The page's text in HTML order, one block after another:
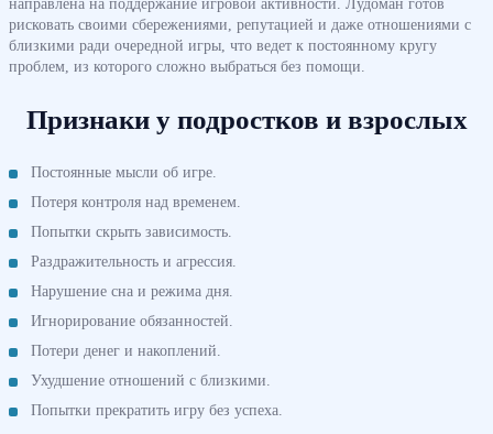
рисковать своими сбережениями, репутацией и даже отношениями с
близкими ради очередной игры, что ведет к постоянному кругу
проблем, из которого сложно выбраться без помощи.
Признаки у подростков и взрослых
Постоянные мысли об игре.
Потеря контроля над временем.
Попытки скрыть зависимость.
Раздражительность и агрессия.
Нарушение сна и режима дня.
Игнорирование обязанностей.
Потери денег и накоплений.
Ухудшение отношений с близкими.
Попытки прекратить игру без успеха.